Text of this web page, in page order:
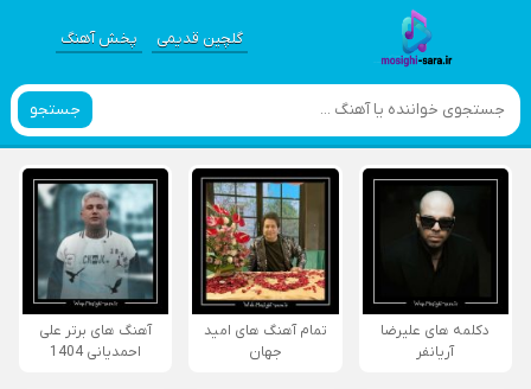
گلچین قدیمی پخش آهنگ
جستجو
دکلمه های علیرضا
آریانفر
تمام آهنگ های امید
جهان
آهنگ های برتر علی
احمدیانی 1404